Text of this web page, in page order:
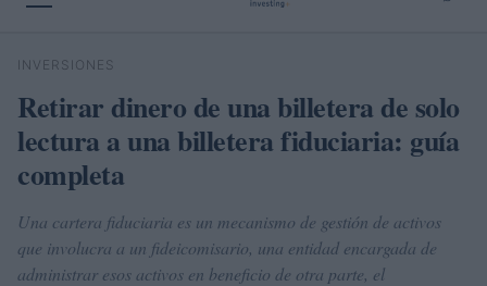
Buscar
INVERSIONES
Retirar dinero de una billetera de solo
lectura a una billetera fiduciaria: guía
completa
Una cartera fiduciaria es un mecanismo de gestión de activos
que involucra a un fideicomisario, una entidad encargada de
administrar esos activos en beneficio de otra parte, el